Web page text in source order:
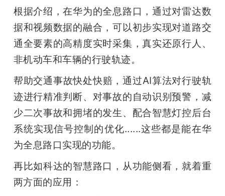
根据介绍，在华为的全息路口，通过对雷达数
据和视频数据的融合，可以初步实现对道路交
通全要素的高精度实时采集，真实还原行人、
非机动车和车辆的行驶轨迹。
帮助交通事故快处快赔，通过AI算法对行驶轨
迹进行精准判断、对事故的自动识别预警，减
少二次事故和拥堵的发生、配合智慧灯控后台
系统实现信号控制的优化......这些都是能在华
为全息路口实现的功能。
再比如科达的智慧路口，从功能侧看，就着重
两方面的应用：